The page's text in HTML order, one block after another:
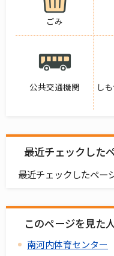
ごみ
公共交通機関
し
最近チェックした
最近チェックしたペー
このページを見た
南河内体育センター